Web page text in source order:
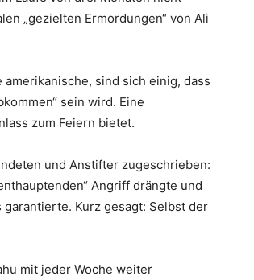
„gezielten Ermordungen“ von Ali
sind sich einig, dass
sein wird. Eine
zum Feiern bietet.
und Anstifter zugeschrieben:
Angriff drängte und
Kurz gesagt: Selbst der
mit jeder Woche weiter